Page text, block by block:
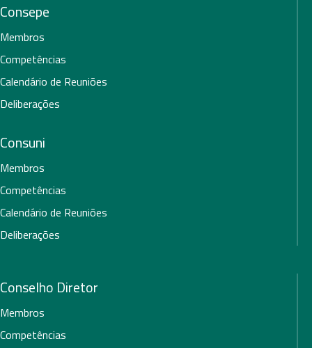
Consepe
Membros
Competências
Calendário de Reuniões
Deliberações
Consuni
Membros
Competências
Calendário de Reuniões
Deliberações
Conselho Diretor
Membros
Competências